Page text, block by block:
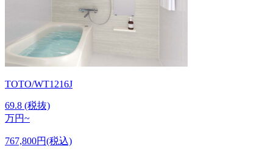
TOTO/WT1216J
69.8 (税抜)
万円~
767,800円(税込)